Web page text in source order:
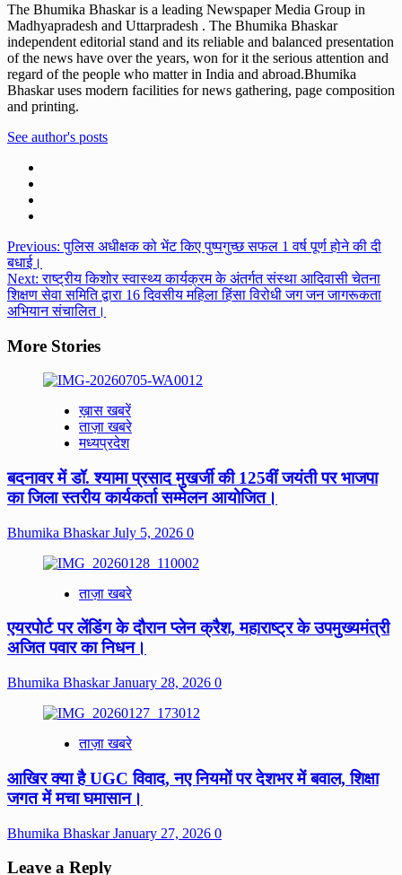
The Bhumika Bhaskar is a leading Newspaper Media Group in
Madhyapradesh and Uttarpradesh . The Bhumika Bhaskar
independent editorial stand and its reliable and balanced presentation
of the news have over the years, won for it the serious attention and
regard of the people who matter in India and abroad.Bhumika
Bhaskar uses modern facilities for news gathering, page composition
and printing.
See author's posts
Post
navigation
Previous:पुलिस अधीक्षक को भेंट किए पुष्पगुच्छ सफल 1 वर्ष पूर्ण होने की दी
बधाई।
Next:राष्ट्रीय किशोर स्वास्थ्य कार्यक्रम के अंतर्गत संस्था आदिवासी चेतना
शिक्षण सेवा समिति द्वारा 16 दिवसीय महिला हिंसा विरोधी जग जन जागरूकता
अभियान संचालित।
More Stories
ख़ास खबरें
ताज़ा खबरे
मध्यप्रदेश
बदनावर में डॉ. श्यामा प्रसाद मुखर्जी की 125वीं जयंती पर भाजपा
का जिला स्तरीय कार्यकर्ता सम्मेलन आयोजित।
Bhumika BhaskarJuly 5, 2026 0
ताज़ा खबरे
एयरपोर्ट पर लेंडिंग के दौरान प्लेन क्रैश, महाराष्ट्र के उपमुख्यमंत्री
अजित पवार का निधन।
Bhumika BhaskarJanuary 28, 2026 0
ताज़ा खबरे
आखिर क्या है UGC विवाद, नए नियमों पर देशभर में बवाल, शिक्षा
जगत में मचा घमासान।
Bhumika BhaskarJanuary 27, 2026 0
Leave a Reply